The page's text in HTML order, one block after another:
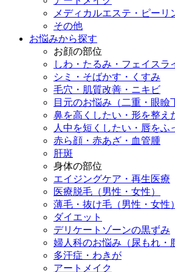
メディカルエステ・ピーリ
その他
お悩みから探す
お顔の部位
しわ・たるみ・フェイスラ
シミ・そばかす・くすみ
毛穴・肌質改善・ニキビ
目元のお悩み（二重・眼瞼
鼻を高くしたい・形を整え
人中を短くしたい・唇をふ
赤ら顔・赤あざ・血管腫
肝斑
身体の部位
エイジングケア・再生医療
医療脱毛（男性・女性）
薄毛・抜け毛（男性・女性）
ダイエット
デリケートゾーンの黒ずみ
婦人科のお悩み（尿もれ・
多汗症・わきが
アートメイク